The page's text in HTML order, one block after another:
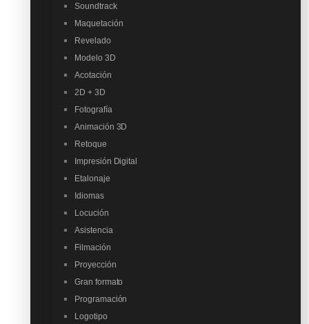
Soundtrack
Maquetación
Revelado
Modelo 3D
Acotación
2D + 3D
Fotografía
Animación 3D
Retoque
Impresión Digital
Etalonaje
Idiomas
Locución
Asistencia
Filmación
Proyección
Gran formato
Programación
Logotipo